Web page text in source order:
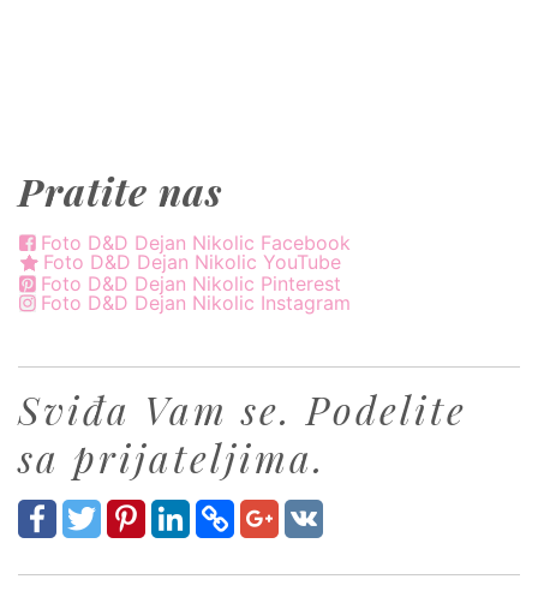
Pratite nas
Foto D&D Dejan Nikolic Facebook
Foto D&D Dejan Nikolic YouTube
Foto D&D Dejan Nikolic Pinterest
Foto D&D Dejan Nikolic Instagram
Sviđa Vam se. Podelite
sa prijateljima.